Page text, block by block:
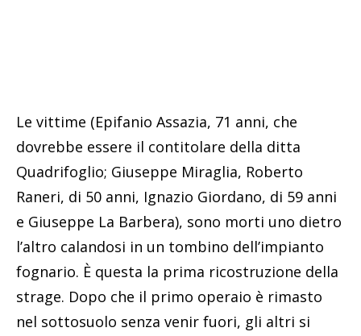
Le vittime (Epifanio Assazia, 71 anni, che
dovrebbe essere il contitolare della ditta
Quadrifoglio; Giuseppe Miraglia, Roberto
Raneri, di 50 anni, Ignazio Giordano, di 59 anni
e Giuseppe La Barbera), sono morti uno dietro
l’altro calandosi in un tombino dell’impianto
fognario. È questa la prima ricostruzione della
strage. Dopo che il primo operaio è rimasto
nel sottosuolo senza venir fuori, gli altri si